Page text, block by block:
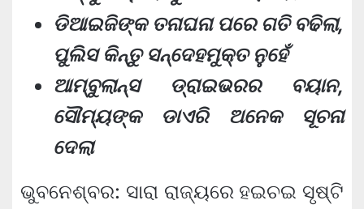
ଡିଆଇଜିଙ୍କ ତନାଘନା ପରେ ଗତି ବଢିଲା,
ପୁଲିସ କିନ୍ତୁ ସନ୍ଦେହମୁକ୍ତ ନୁହେଁ
ଆମ୍ବୁଲାନ୍ସ ଡ୍ରାଇଭରର ବୟାନ,
ସୌମ୍ୟଙ୍କ ଡାଏରି ଅନେକ ସୂଚନା
ଦେଲା
ଭୁବନେଶ୍ବର: ସାରା ରାଜ୍ୟରେ ହଇଚଇ ସୃଷ୍ଟି